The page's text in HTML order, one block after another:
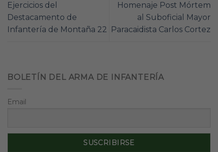
Ejercicios del
Destacamento de
Infantería de Montaña 22
Homenaje Post Mórtem
al Suboficial Mayor
Paracaidista Carlos Cortez
BOLETÍN DEL ARMA DE INFANTERÍA
Email